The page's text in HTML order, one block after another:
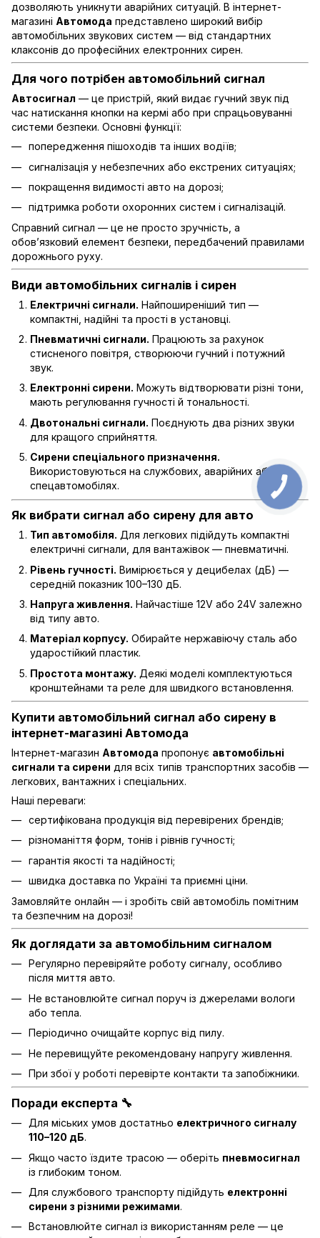
дозволяють уникнути аварійних ситуацій. В інтернет-
магазині Автомода представлено широкий вибір
автомобільних звукових систем — від стандартних
клаксонів до професійних електронних сирен.
Для чого потрібен автомобільний сигнал
Автосигнал — це пристрій, який видає гучний звук під
час натискання кнопки на кермі або при спрацьовуванні
системи безпеки. Основні функції:
попередження пішоходів та інших водіїв;
сигналізація у небезпечних або екстрених ситуаціях;
покращення видимості авто на дорозі;
підтримка роботи охоронних систем і сигналізацій.
Справний сигнал — це не просто зручність, а
обов’язковий елемент безпеки, передбачений правилами
дорожнього руху.
Види автомобільних сигналів і сирен
Електричні сигнали. Найпоширеніший тип —
компактні, надійні та прості в установці.
Пневматичні сигнали. Працюють за рахунок
стисненого повітря, створюючи гучний і потужний
звук.
Електронні сирени. Можуть відтворювати різні тони,
мають регулювання гучності й тональності.
Двотональні сигнали. Поєднують два різних звуки
для кращого сприйняття.
Сирени спеціального призначення.
Використовуються на службових, аварійних або
спецавтомобілях.
Як вибрати сигнал або сирену для авто
Тип автомобіля. Для легкових підійдуть компактні
електричні сигнали, для вантажівок — пневматичні.
Рівень гучності. Вимірюється у децибелах (дБ) —
середній показник 100–130 дБ.
Напруга живлення. Найчастіше 12V або 24V залежно
від типу авто.
Матеріал корпусу. Обирайте нержавіючу сталь або
ударостійкий пластик.
Простота монтажу. Деякі моделі комплектуються
кронштейнами та реле для швидкого встановлення.
Купити автомобільний сигнал або сирену в
інтернет-магазині Автомода
Інтернет-магазин Автомода пропонує автомобільні
сигнали та сирени для всіх типів транспортних засобів —
легкових, вантажних і спеціальних.
Наші переваги:
сертифікована продукція від перевірених брендів;
різноманіття форм, тонів і рівнів гучності;
гарантія якості та надійності;
швидка доставка по Україні та приємні ціни.
Замовляйте онлайн — і зробіть свій автомобіль помітним
та безпечним на дорозі!
Як доглядати за автомобільним сигналом
Регулярно перевіряйте роботу сигналу, особливо
після миття авто.
Не встановлюйте сигнал поруч із джерелами вологи
або тепла.
Періодично очищайте корпус від пилу.
Не перевищуйте рекомендовану напругу живлення.
При збої у роботі перевірте контакти та запобіжники.
Поради експерта 🔧
Для міських умов достатньо електричного сигналу
110–120 дБ.
Якщо часто їздите трасою — оберіть пневмосигнал
із глибоким тоном.
Для службового транспорту підійдуть електронні
сирени з різними режимами.
Встановлюйте сигнал із використанням реле — це